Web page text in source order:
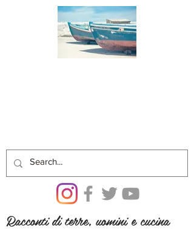
Racconti di terre, uomini e cucina